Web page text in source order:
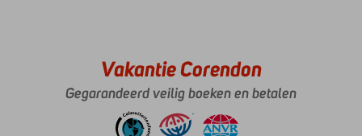
Vakantie Corendon
Gegarandeerd veilig boeken en betalen